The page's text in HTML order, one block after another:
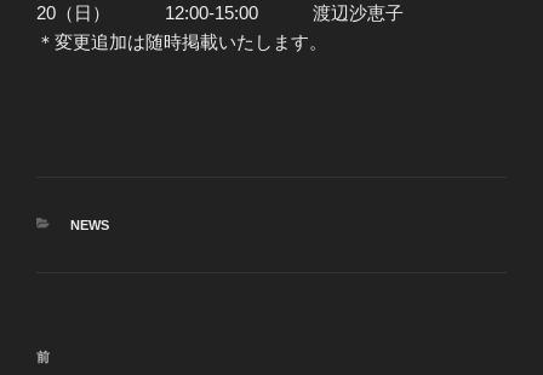
20（日） 12:00-15:00 渡辺沙恵子
＊変更追加は随時掲載いたします。
カ
NEWS
投
前
前